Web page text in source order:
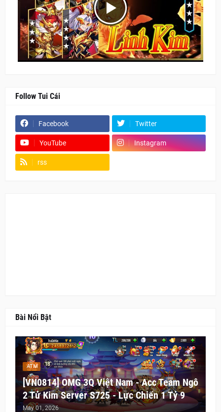
Follow Tui Cái
Facebook Twitter
YouTube Instagram
rss
Bài Nổi Bật
ATM
[VN0814] OMG 3Q Việt Nam - Acc Team Ngô
2 Tử Kim Server S725 - Lực Chiến 1 Tỷ 9
May 01, 2026